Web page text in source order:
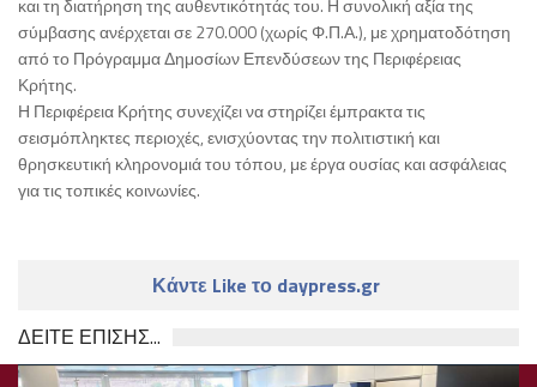
και τη διατήρηση της αυθεντικότητάς του. Η συνολική αξία της
σύμβασης ανέρχεται σε 270.000 (χωρίς Φ.Π.Α.), με χρηματοδότηση
από το Πρόγραμμα Δημοσίων Επενδύσεων της Περιφέρειας
Κρήτης.
Η Περιφέρεια Κρήτης συνεχίζει να στηρίζει έμπρακτα τις
σεισμόπληκτες περιοχές, ενισχύοντας την πολιτιστική και
θρησκευτική κληρονομιά του τόπου, με έργα ουσίας και ασφάλειας
για τις τοπικές κοινωνίες.
Κάντε Like το daypress.gr
ΔΕΙΤΕ ΕΠΙΣΗΣ...